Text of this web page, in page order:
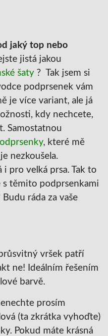
jaký top nebo
jistá jakou
šaty ? Tak jsem si
podprsenek vám
je více variant, ale já
kdy nechcete,
Samostatnou
, které mě
nezkoušela.
pro velká prsa. Tak to
s těmito podprsenkami
ráda za vaše
vršek patří
ne! Ideálním řešením
barvě.
prosím
(ta zkrátka vyhoďte)
Pokud máte krásná